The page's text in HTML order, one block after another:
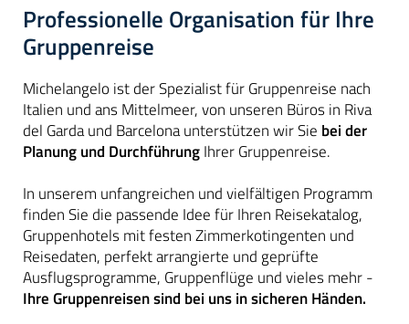
Professionelle Organisation für Ihre
Gruppenreise
Michelangelo ist der Spezialist für Gruppenreise nach
Italien und ans Mittelmeer, von unseren Büros in Riva
del Garda und Barcelona unterstützen wir Sie bei der
Planung und DurchführungIhrer Gruppenreise.
In unserem unfangreichen und vielfältigen Programm
finden Sie die passende Idee für Ihren Reisekatalog,
Gruppenhotels mit festen Zimmerkotingenten und
Reisedaten, perfekt arrangierte und geprüfte
Ausflugsprogramme, Gruppenflüge und vieles mehr -
Ihre Gruppenreisen sind bei uns in sicheren Händen.